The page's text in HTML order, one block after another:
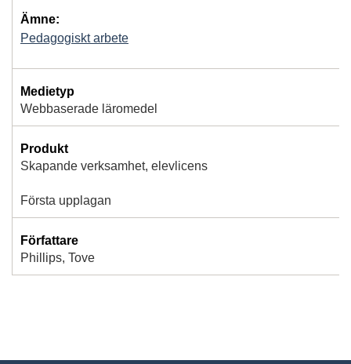
Ämne:
Pedagogiskt arbete
Medietyp
Webbaserade läromedel
Produkt
Skapande verksamhet, elevlicens
Första upplagan
Författare
Phillips, Tove